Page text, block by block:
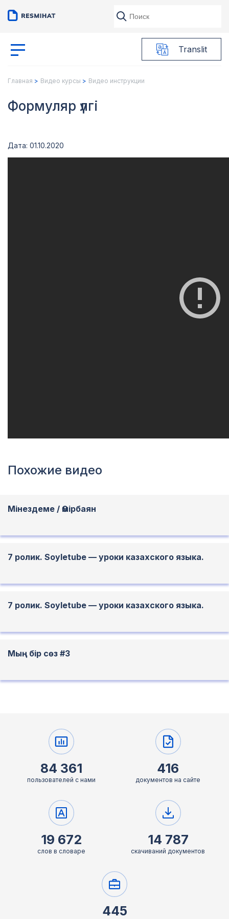
Translit
Главная Видео курсы Видео инструкции
Формуляр үлгі
Дата: 01.10.2020
Похожие видео
Мінездеме / Өмірбаян
7 ролик. Soyletube — уроки казахского языка.
7 ролик. Soyletube — уроки казахского языка.
Мың бір сөз #3
84 361
пользователей с нами
416
документов на сайте
19 672
слов в словаре
14 787
скачиваний документов
445